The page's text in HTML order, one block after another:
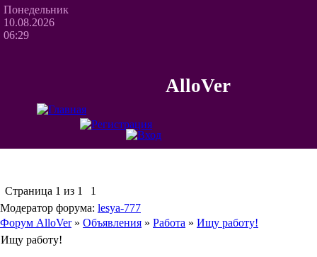
Понедельник
10.08.2026
06:29
AlloVer
Страница 1 из 1
1
Модератор форума: lesya-777
Форум AlloVer » Объявления » Работа » Ищу работу!
Ищу работу!